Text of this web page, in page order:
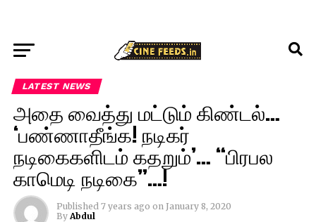
LATEST NEWS
அதை வைத்து மட்டும் கிண்டல்…
‘பண்ணாதீங்க! நடிகர்
நடிகைகளிடம் கதறும்’… “பிரபல
காமெடி நடிகை”…!
Published 7 years ago on January 8, 2020
By Abdul